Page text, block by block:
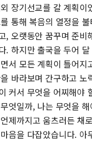
장기선교를 갈 계획이
통해 복음의 열정을
, 오랫동안 꿈꾸며 준비
. 하지만 출국을 두어
서 모든 계획이 틀어지
바라보며 간구하고 노
커서 무엇을 어찌해야
엇일까, 나는 무엇을
제까지고 움츠러든 채
음을 다잡았습니다. 아